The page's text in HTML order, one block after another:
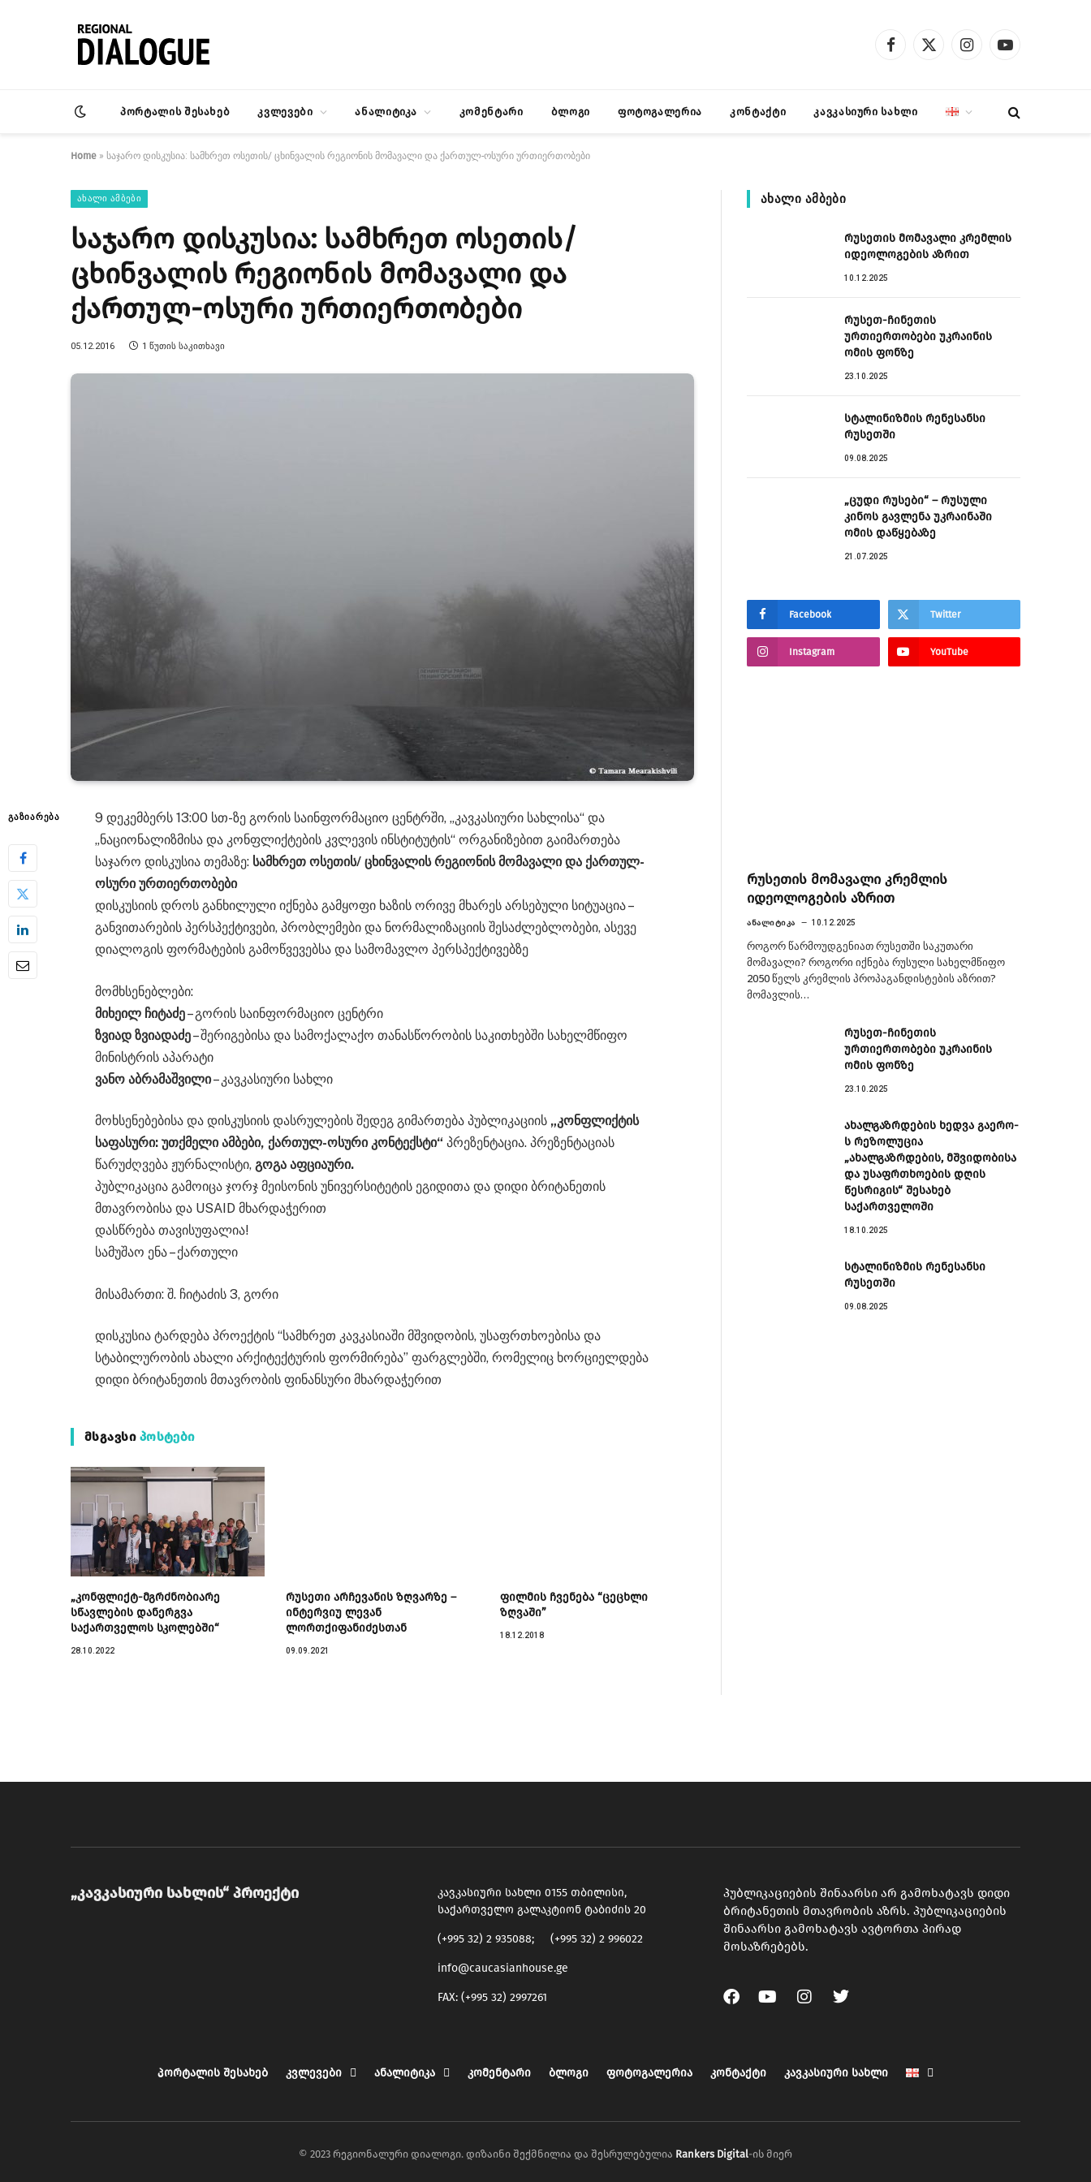
Facebook
X
InstagramYouTube
პორტალის შესახებ კვლევები ანალიტიკა კომენტარი ბლოგი ფოტოგალერია კონტაქტი კავკასიური სახლი
Home » საჯარო დისკუსია: სამხრეთ ოსეთის/ ცხინვალის რეგიონის მომავალი და ქართულ-ოსური ურთიერთობები
ᲐᲮᲐᲚᲘ ᲐᲛᲑᲔᲑᲘ
საჯარო დისკუსია: სამხრეთ ოსეთის/
ცხინვალის რეგიონის მომავალი და
ქართულ-ოსური ურთიერთობები
05.12.2016 1 ᲬᲣᲗᲘᲡ ᲡᲐᲙᲘᲗᲮᲐᲕᲘ
ᲒᲐᲖᲘᲐᲠᲔᲑᲐ
9 დეკემბერს 13:00 სთ-ზე გორის საინფორმაციო ცენტრში, „კავკასიური სახლისა“ და
„ნაციონალიზმისა და კონფლიქტების კვლევის ინსტიტუტის“ ორგანიზებით გაიმართება
საჯარო დისკუსია თემაზე: სამხრეთ ოსეთის/ ცხინვალის რეგიონის მომავალი და ქართულ-
ოსური ურთიერთობები
დისკუსიის დროს განხილული იქნება გამყოფი ხაზის ორივე მხარეს არსებული სიტუაცია –
განვითარების პერსპექტივები, პრობლემები და ნორმალიზაციის შესაძლებლობები, ასევე
დიალოგის ფორმატების გამოწვევებსა და სამომავლო პერსპექტივებზე
მომხსენებლები:
მიხეილ ჩიტაძე– გორის საინფორმაციო ცენტრი
ზვიად ზვიადაძე– შერიგებისა და სამოქალაქო თანასწორობის საკითხებში სახელმწიფო
მინისტრის აპარატი
ვანო აბრამაშვილი– კავკასიური სახლი
მოხსენებებისა და დისკუსიის დასრულების შედეგ გიმართება პუბლიკაციის „კონფლიქტის
საფასური: უთქმელი ამბები, ქართულ-ოსური კონტექსტი“ პრეზენტაცია. პრეზენტაციას
წარუძღვება ჟურნალისტი,გოგა აფციაური.
პუბლიკაცია გამოიცა ჯორჯ მეისონის უნივერსიტეტის ეგიდითა და დიდი ბრიტანეთის
მთავრობისა და USAID მხარდაჭერით
დასწრება თავისუფალია!
სამუშაო ენა – ქართული
მისამართი: შ. ჩიტაძის 3, გორი
დისკუსია ტარდება პროექტის “სამხრეთ კავკასიაში მშვიდობის, უსაფრთხოებისა და
სტაბილურობის ახალი არქიტექტურის ფორმირება’’ ფარგლებში, რომელიც ხორციელდება
დიდი ბრიტანეთის მთავრობის ფინანსური მხარდაჭერით
ᲛᲡᲒᲐᲕᲡᲘ ᲞᲝᲡᲢᲔᲑᲘ
„კონფლიქტ-მგრძნობიარე
სწავლების დანერგვა
საქართველოს სკოლებში“
28.10.2022
რუსეთი არჩევანის ზღვარზე –
ინტერვიუ ლევან
ლორთქიფანიძესთან
09.09.2021
ფილმის ჩვენება “ცეცხლი
ზღვაში”
18.12.2018
ᲐᲮᲐᲚᲘ ᲐᲛᲑᲔᲑᲘ
რუსეთის მომავალი კრემლის
იდეოლოგების აზრით
10.12.2025
რუსეთ-ჩინეთის
ურთიერთობები უკრაინის
ომის ფონზე
23.10.2025
სტალინიზმის რენესანსი
რუსეთში
09.08.2025
„ცუდი რუსები“ – რუსული
კინოს გავლენა უკრაინაში
ომის დაწყებაზე
21.07.2025
Facebook Twitter
Instagram YouTube
რუსეთის მომავალი კრემლის
იდეოლოგების აზრით
ᲐᲜᲐᲚᲘᲢᲘᲙᲐ 10.12.2025
როგორ წარმოუდგენიათ რუსეთში საკუთარი
მომავალი? როგორი იქნება რუსული სახელმწიფო
2050 წელს კრემლის პროპაგანდისტების აზრით?
მომავლის…
რუსეთ-ჩინეთის
ურთიერთობები უკრაინის
ომის ფონზე
23.10.2025
ახალგაზრდების ხედვა გაერო-
ს რეზოლუცია
„ახალგაზრდების, მშვიდობისა
და უსაფრთხოების დღის
წესრიგის“ შესახებ
საქართველოში
18.10.2025
სტალინიზმის რენესანსი
რუსეთში
09.08.2025
„კავკასიური სახლის“ პროექტი
კავკასიური სახლი 0155 თბილისი,
საქართველო გალაკტიონ ტაბიძის 20
(+995 32) 2 935088; (+995 32) 2 996022
info@caucasianhouse.ge
FAX: (+995 32) 2997261
პუბლიკაციების შინაარსი არ გამოხატავს დიდი
ბრიტანეთის მთავრობის აზრს. პუბლიკაციების
შინაარსი გამოხატავს ავტორთა პირად
მოსაზრებებს.
პორტალის შესახებ კვლევები ანალიტიკა კომენტარი ბლოგი ფოტოგალერია კონტაქტი კავკასიური სახლი
© 2023 რეგიონალური დიალოგი. დიზაინი შექმნილია და შესრულებულია Rankers Digital-ის მიერ